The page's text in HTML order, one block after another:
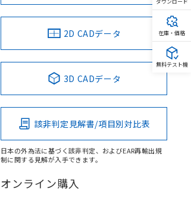
2D CADデータ
3D CADデータ
該非判定見解書/項目別対比表
日本の外為法に基づく該非判定、およびEAR再輸出規
制に関する見解が入手できます。
オンライン購入
在庫・価格
無料テスト機